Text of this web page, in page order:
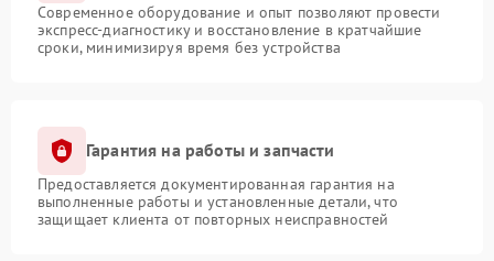
Современное оборудование и опыт позволяют провести
экспресс-диагностику и восстановление в кратчайшие
сроки, минимизируя время без устройства
Гарантия на работы и запчасти
Предоставляется документированная гарантия на
выполненные работы и установленные детали, что
защищает клиента от повторных неисправностей